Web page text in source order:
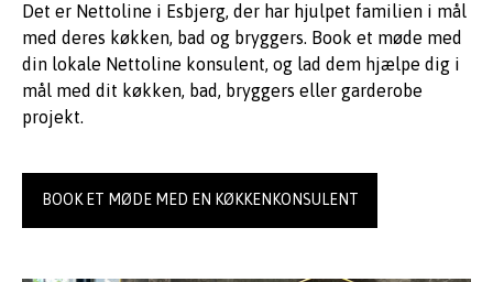
Det er Nettoline i Esbjerg, der har hjulpet familien i mål
med deres køkken, bad og bryggers. Book et møde med
din lokale Nettoline konsulent, og lad dem hjælpe dig i
mål med dit køkken, bad, bryggers eller garderobe
projekt.
BOOK ET MØDE MED EN KØKKENKONSULENT